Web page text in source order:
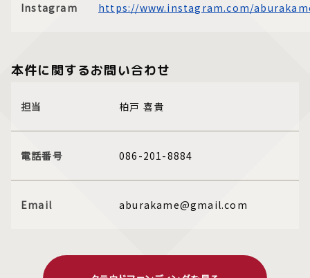
Instagram https://www.instagram.com/
本件に関するお問い合わせ
担当 柏戸 喜貴
電話番号 086-201-8884
Email aburakame@gmail.com